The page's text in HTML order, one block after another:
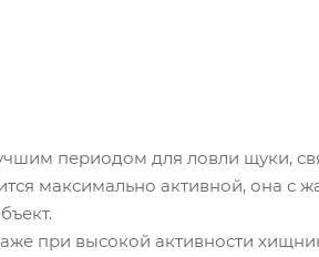
периодом для ловли щуки,
максимально активной, она с
при высокой активности